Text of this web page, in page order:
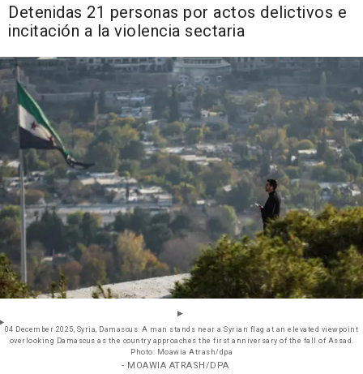
Detenidas 21 personas por actos delictivos e
incitación a la violencia sectaria
04 December 2025, Syria, Damascus: A man stands near a Syrian flag at an elevated viewpoint
overlooking Damascus as the country approaches the first anniversary of the fall of Assad.
Photo: Moawia Atrash/dpa
- MOAWIA ATRASH/DPA